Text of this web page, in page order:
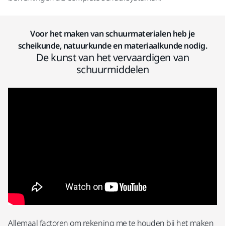
Voor het maken van schuurmaterialen heb je
scheikunde, natuurkunde en materiaalkunde nodig.
De kunst van het vervaardigen van
schuurmiddelen
Allemaal factoren om rekening me te houden bij het maken